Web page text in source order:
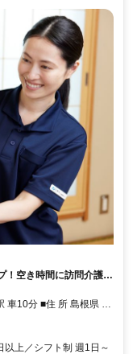
！空き時間に訪問介護の
島根県 出
線(京都－下関)出雲市駅 車10分
以上／シフト制 週1日～